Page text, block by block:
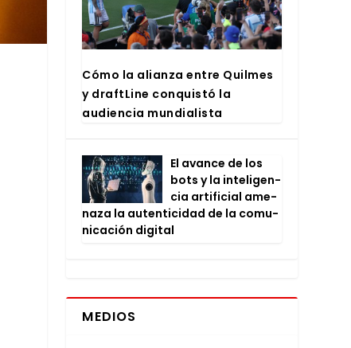
Cómo la alian­za entre Quil­mes
y draftLi­ne con­quis­tó la
audien­cia mun­dia­lis­ta
El avan­ce de los
bots y la inte­li­gen­
cia arti­fi­cial ame­
na­za la auten­ti­ci­dad de la comu­
ni­ca­ción digi­tal
MEDIOS